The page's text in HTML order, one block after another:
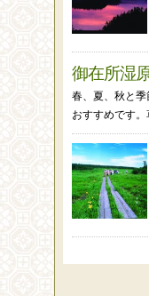
御在所湿
春、夏、秋と
おすすめです